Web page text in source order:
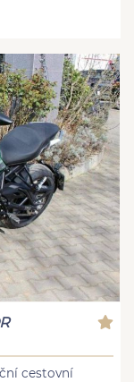
cestovní